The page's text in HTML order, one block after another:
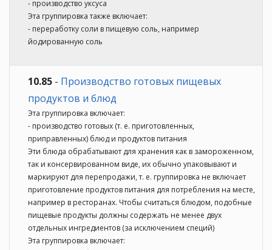
- производство уксуса
Эта группировка также включает:
- переработку соли в пищевую соль, например
йодированную соль
10.85 - Производство готовых пищевых
продуктов и блюд
Эта группировка включает:
- производство готовых (т. е. приготовленных,
приправленных) блюд и продуктов питания
Эти блюда обрабатывают для хранения как в замороженном,
так и консервированном виде, их обычно упаковывают и
маркируют для перепродажи, т. е. группировка не включает
приготовление продуктов питания для потребления на месте,
например в ресторанах. Чтобы считаться блюдом, подобные
пищевые продукты должны содержать не менее двух
отдельных ингредиентов (за исключением специй)
Эта группировка включает: